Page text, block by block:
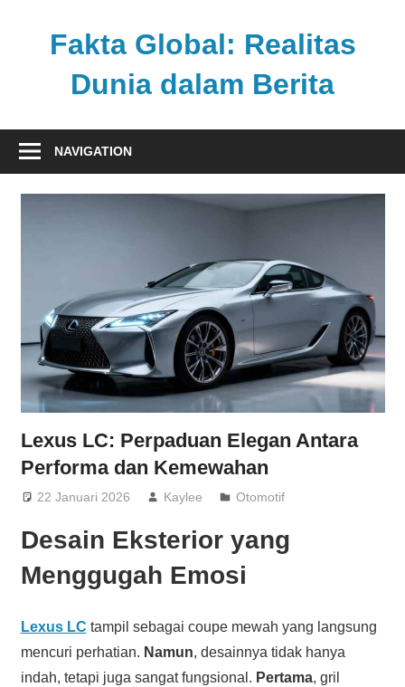
Fakta Global: Realitas
Dunia dalam Berita
kabar
dari
NAVIGATION
Lexus LC: Perpaduan Elegan Antara
Performa dan Kemewahan
22 Januari 2026 Kaylee Otomotif
Desain Eksterior yang
Menggugah Emosi
Lexus LC tampil sebagai coupe mewah yang langsung
mencuri perhatian. Namun, desainnya tidak hanya
indah, tetapi juga sangat fungsional. Pertama, gril